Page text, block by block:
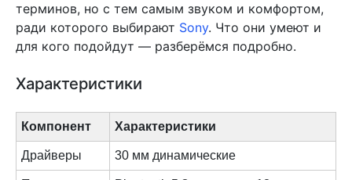
терминов, но с тем самым звуком и комфортом,
ради которого выбирают Sony. Что они умеют и
для кого подойдут — разберёмся подробно.
Характеристики
Компонент Характеристики
Драйверы 30 мм динамические